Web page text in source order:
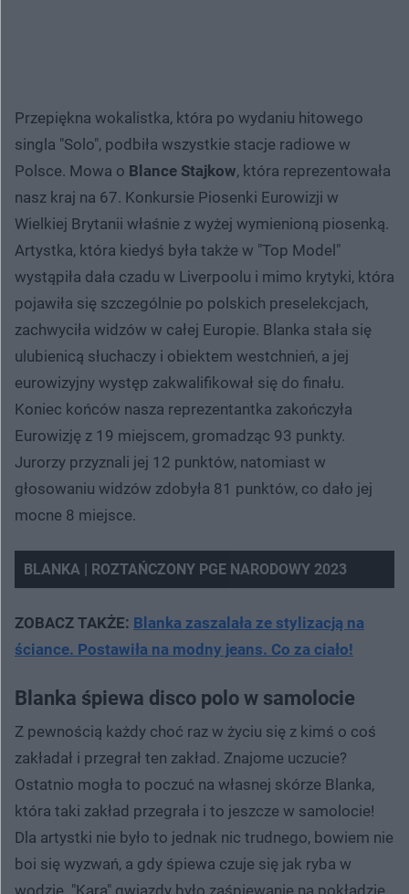
Przepiękna wokalistka, która po wydaniu hitowego
singla "Solo", podbiła wszystkie stacje radiowe w
Polsce. Mowa o Blance Stajkow, która reprezentowała
nasz kraj na 67. Konkursie Piosenki Eurowizji w
Wielkiej Brytanii właśnie z wyżej wymienioną piosenką.
Artystka, która kiedyś była także w "Top Model"
wystąpiła dała czadu w Liverpoolu i mimo krytyki, która
pojawiła się szczególnie po polskich preselekcjach,
zachwyciła widzów w całej Europie. Blanka stała się
ulubienicą słuchaczy i obiektem westchnień, a jej
eurowizyjny występ zakwalifikował się do finału.
Koniec końców nasza reprezentantka zakończyła
Eurowizję z 19 miejscem, gromadząc 93 punkty.
Jurorzy przyznali jej 12 punktów, natomiast w
głosowaniu widzów zdobyła 81 punktów, co dało jej
mocne 8 miejsce.
BLANKA | ROZTAŃCZONY PGE NARODOWY 2023
Spróbuj ponownie
ZOBACZ TAKŻE: Blanka zaszalała ze stylizacją na
ściance. Postawiła na modny jeans. Co za ciało!
Blanka śpiewa disco polo w samolocie
Z pewnością każdy choć raz w życiu się z kimś o coś
zakładał i przegrał ten zakład. Znajome uczucie?
Ostatnio mogła to poczuć na własnej skórze Blanka,
która taki zakład przegrała i to jeszcze w samolocie!
Dla artystki nie było to jednak nic trudnego, bowiem nie
boi się wyzwań, a gdy śpiewa czuje się jak ryba w
wodzie. "Karą" gwiazdy było zaśpiewanie na pokładzie